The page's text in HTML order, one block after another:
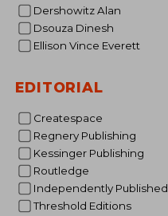
Dershowitz Alan
Dsouza Dinesh
Ellison Vince Everett
EDITORIAL
Createspace
Regnery Publishing
Kessinger Publishing
Routledge
Independently Published
Threshold Editions